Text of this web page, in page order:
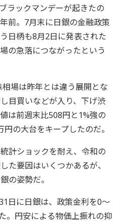
ラックマンデーが起きたの
前。7月末に日銀の金融政策
日柄も8月2日に発表された
の急落につながったという
場は昨年とは違う展開とな
目買いなどが入り、下げ渋
は前週末比508円と1%強の
の大台をキープしたのだ。
計ショックを耐え、令和の
た要因はいくつかあるが、
の姿勢だ。
日に日銀は、政策金利を0～
。円安による物価上振れの抑